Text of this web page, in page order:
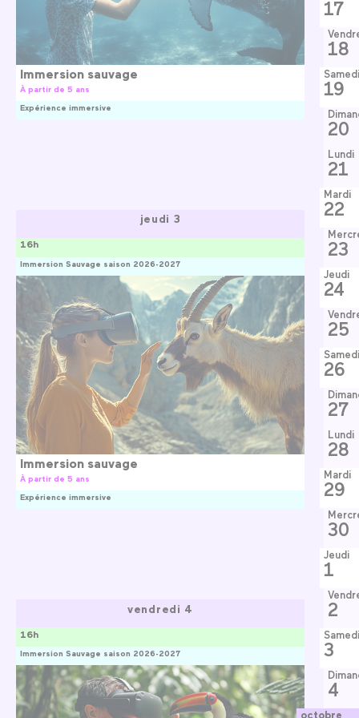
Immersion sauvage
À partir de 5 ans
Expérience immersive
jeudi 3
Immersion Sauvage saison 2026-2027
16h
Immersion sauvage
À partir de 5 ans
Expérience immersive
vendredi 4
Immersion Sauvage saison 2026-2027
16h
17
18
Samedi
19
20
Lundi
21
Mardi
22
23
Jeudi
24
25
Samedi
26
27
Lundi
28
Mardi
29
30
Jeudi
1
2
Samedi
3
4
octobre